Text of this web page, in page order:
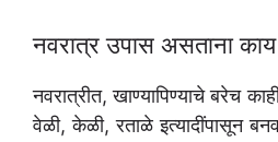
नवरात्र उपास असताना
नवरात्रीत, खाण्यापिण्याचे बरेच
वेळी, केळी, रताळे इत्यादींपासून